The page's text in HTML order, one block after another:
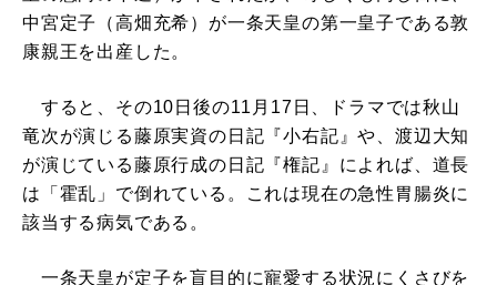
中宮定子（高畑充希）が一条天皇の第一皇子である敦
康親王を出産した。
すると、その10日後の11月17日、ドラマでは秋山
竜次が演じる藤原実資の日記『小右記』や、渡辺大知
が演じている藤原行成の日記『権記』によれば、道長
は「霍乱」で倒れている。これは現在の急性胃腸炎に
該当する病気である。
一条天皇が定子を盲目的に寵愛する状況にくさびを